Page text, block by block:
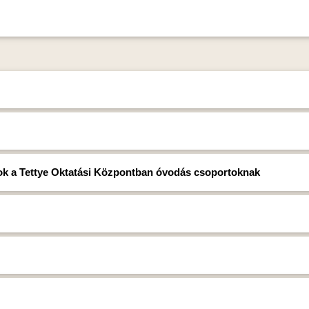
a Tettye Oktatási Központban óvodás csoportoknak